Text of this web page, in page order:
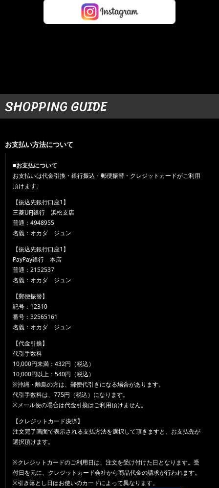
SHOPPING GUIDE
お支払い方法について
■お支払について
お支払いは代金引換・銀行振込・郵便振替・クレジットカードがご利用
頂けます。
【振込先銀行口座1】
三菱UFJ銀行 浜松支店
普通：4948955
名義：オカダ ジュン
【振込先銀行口座1】
PayPay銀行 本店
普通：2152537
名義：オカダ ジュン
【郵便振替】
記号：12310
番号：32565161
名義：オカダ ジュン
【代金引換】
代引手数料
10,000円未満：432円（税込）
10,000円以上：540円（税込）
※沖縄・離島の方は、郵便代引きになる場合があります。
代引手数料は、775円（税込）になります。
※メール便の場合は代金引換はご利用頂けません。
【クレジットカード決済】
注文完了画面で表示される支払方法を選択して頂きますと、お支払先が
選択頂けます。
※クレジットカードのご利用日は、注文を受け付けた日となります。受
付日を元に、クレジットカード会社から商品代金の請求が行われます。
※引き落とし日はお使いのカードによって異なります。